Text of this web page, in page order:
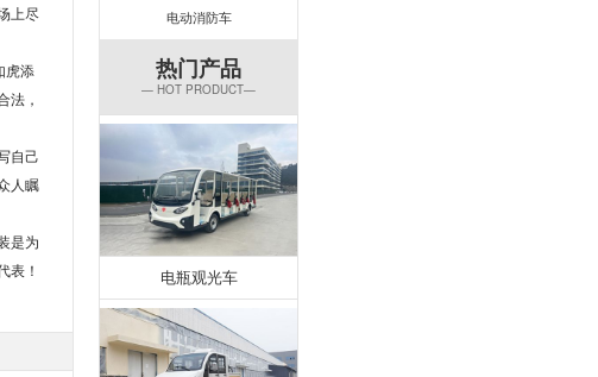
上尽
虎添
法，
自己
人瞩
是为
表！
电动消防车
热门产品
— HOT PRODUCT—
电瓶观光车